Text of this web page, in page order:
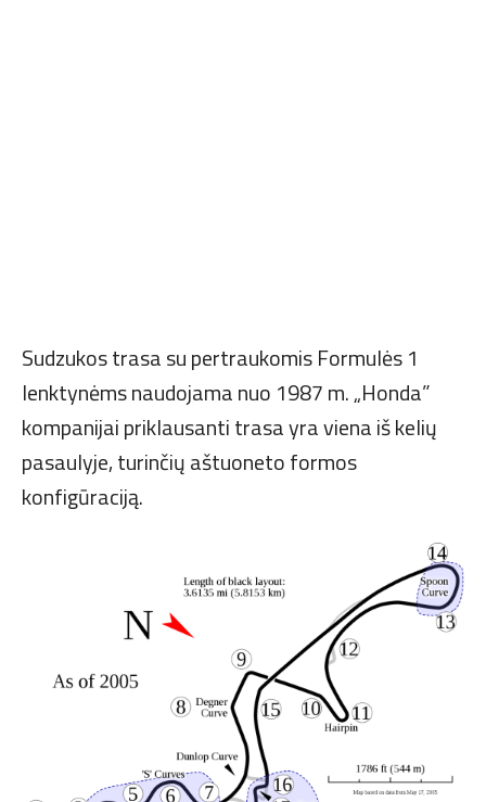
Sudzukos trasa su pertraukomis Formulės 1
lenktynėms naudojama nuo 1987 m. „Honda”
kompanijai priklausanti trasa yra viena iš kelių
pasaulyje, turinčių aštuoneto formos
konfigūraciją.